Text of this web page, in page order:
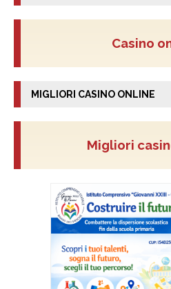
Casino
MIGLIORI CASINO ONLINE
Migliori